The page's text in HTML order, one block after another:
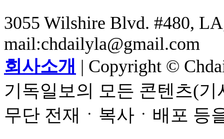
3055 Wilshire Blvd. #480,
mail:chdailyla@gmail.com
회사소개 | Copyright ©
기독일보의 모든 콘텐츠(
무단 전재ㆍ복사ㆍ배포 등